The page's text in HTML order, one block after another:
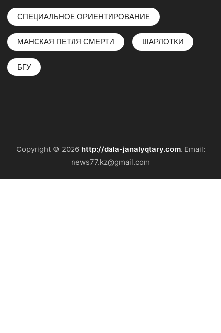
СПЕЦИАЛЬНОЕ ОРИЕНТИРОВАНИЕ
МАНСКАЯ ПЕТЛЯ СМЕРТИ ШАРЛОТКИ
БГУ
Copyright © 2026 http://dala-janalyqtary.com. Email:
news77.kz@gmail.com